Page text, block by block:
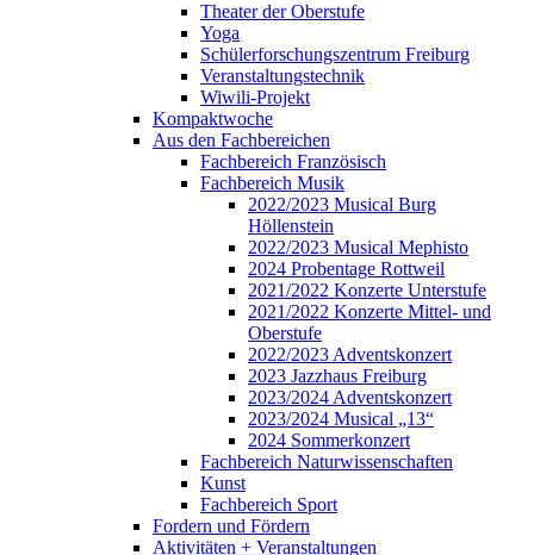
Theater der Oberstufe
Yoga
Schülerforschungszentrum Freiburg
Veranstaltungstechnik
Wiwili-Projekt
Kompaktwoche
Aus den Fachbereichen
Fachbereich Französisch
Fachbereich Musik
2022/2023 Musical Burg
Höllenstein
2022/2023 Musical Mephisto
2024 Probentage Rottweil
2021/2022 Konzerte Unterstufe
2021/2022 Konzerte Mittel- und
Oberstufe
2022/2023 Adventskonzert
2023 Jazzhaus Freiburg
2023/2024 Adventskonzert
2023/2024 Musical „13“
2024 Sommerkonzert
Fachbereich Naturwissenschaften
Kunst
Fachbereich Sport
Fordern und Fördern
Aktivitäten + Veranstaltungen